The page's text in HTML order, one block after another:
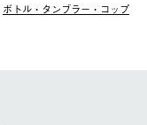
ボトル・タンブラー・コップ